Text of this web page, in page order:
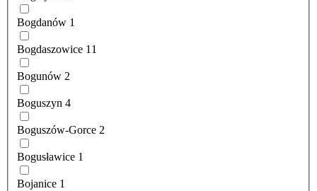
Bogdanów 1
Bogdaszowice 11
Bogunów 2
Boguszyn 4
Boguszów-Gorce 2
Bogusławice 1
Bojanice 1